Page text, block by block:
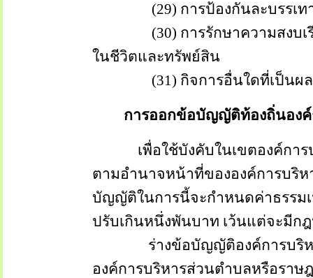
(29) การป้องกันละบรรเทา
(30) การรักษาความสงบเรียบ
ในชีวิตและทรัพย์สิน
(31) กิจการอื่นใดที่เป็นผลป
การออกข้อบัญญัติท้องถิ่นองค์
เพื่อใช้บังคับในเขตองค์การบริ
ตามอำนาจหน้าที่ขององค์การบริ
บัญญัติในการนี้จะกำหนดค่าธรรม
ปรับเกินหนึ่งพันบาท เว้นแต่จะมีก
ร่างข้อบัญญัติองค์การบริหารส่
องค์การบริหารส่วนตำบลหรือราษ